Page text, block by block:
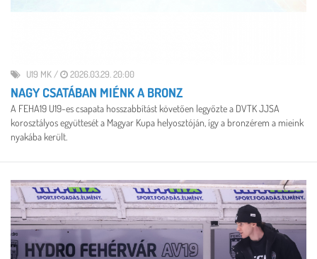
U19 MK / 2026.03.29. 20:00
NAGY CSATÁBAN MIÉNK A BRONZ
A FEHA19 U19-es csapata hosszabbítást követően legyőzte a DVTK JJSA
korosztályos együttesét a Magyar Kupa helyosztóján, így a bronzérem a mieink
nyakába került.